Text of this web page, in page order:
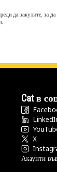
да закупите, за да
Cat в
X
Акаунти